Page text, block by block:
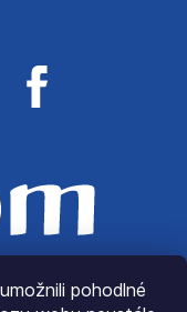
pohodlné